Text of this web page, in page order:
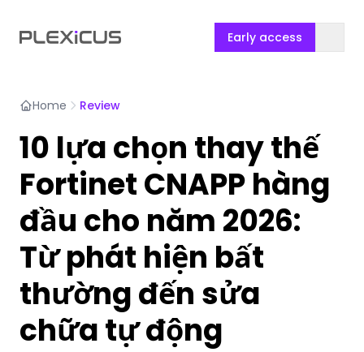
Early access
Home Review
10 lựa chọn thay thế
Fortinet CNAPP hàng
đầu cho năm 2026:
Từ phát hiện bất
thường đến sửa
chữa tự động